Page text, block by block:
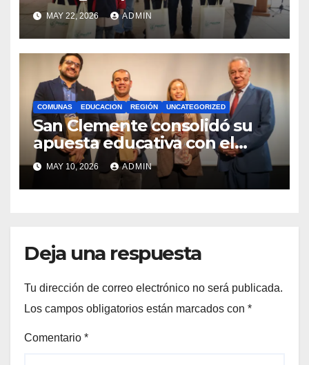
estudiantes con recursos del
Royalty Minero
MAY 22, 2026 ADMIN
COMUNAS EDUCACION REGIÓN UNCATEGORIZED
San Clemente consolidó su
apuesta educativa con el
lanzamiento del
Preuniversitario Brotes 2026
MAY 10, 2026 ADMIN
Deja una respuesta
Tu dirección de correo electrónico no será publicada.
Los campos obligatorios están marcados con *
Comentario *